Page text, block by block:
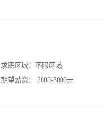
求职区域： 不限区域
期望薪资：
2000-3000元